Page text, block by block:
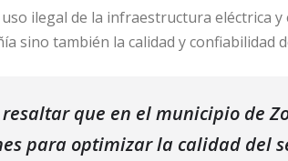
ilegal de la infraestructura eléctrica
sino también la calidad y
que en el municipio de
para optimizar la calidad del